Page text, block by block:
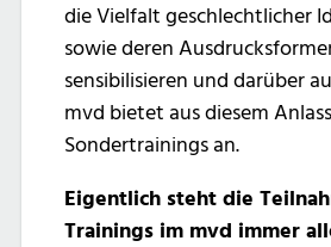
die Vielfalt geschlechtlicher
sowie deren
sensibilisieren und darüber
mvd bietet aus diesem
Sondertrainings an.
Eigentlich steht die
Trainings im mvd immer